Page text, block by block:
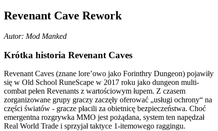
Revenant Cave Rework
Autor: Mod Manked
Krótka historia Revenant Caves
Revenant Caves (znane lore’owo jako Forinthry Dungeon) pojawiły
się w Old School RuneScape w 2017 roku jako dungeon multi-
combat pełen Revenants z wartościowym łupem. Z czasem
zorganizowane grupy graczy zaczęły oferować „usługi ochrony“ na
części światów - gracze płacili za obietnicę bezpieczeństwa. Choć
emergentna rozgrywka MMO jest pożądana, system ten napędzał
Real World Trade i sprzyjał taktyce 1-itemowego raggingu.